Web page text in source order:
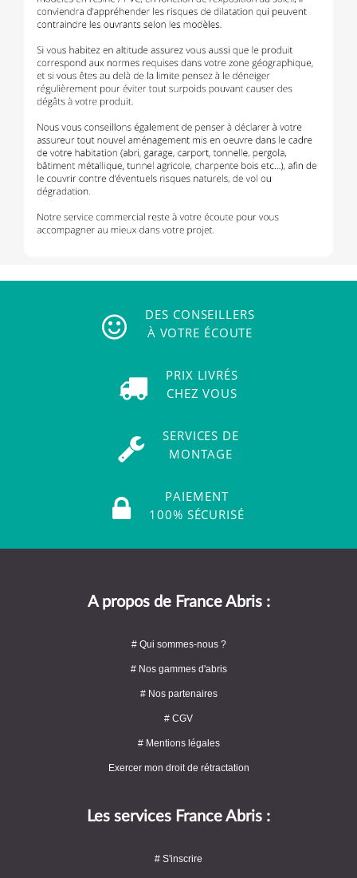
DES CONSEILLERS
À VOTRE ÉCOUTE
PRIX LIVRÉS
CHEZ VOUS
SERVICES DE
MONTAGE
PAIEMENT
100% SÉCURISÉ
A propos de France Abris :
# Qui sommes-nous ?
# Nos gammes d'abris
# Nos partenaires
# CGV
# Mentions légales
Exercer mon droit de rétractation
Les services France Abris :
# S'inscrire